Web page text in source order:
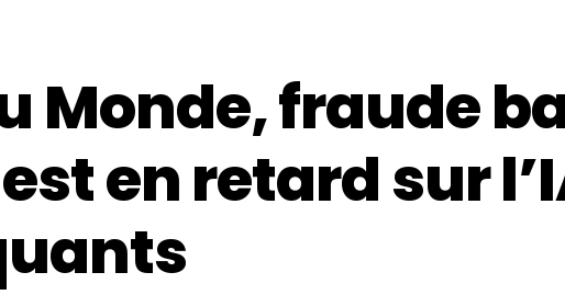
Monde, fraude
est en retard sur